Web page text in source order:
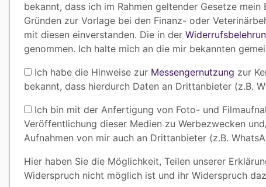
bekannt, dass ich im Rahmen geltender Gesetze
Gründen zur Vorlage bei den Finanz- oder
mit diesen einverstanden. Die in der
genommen. Ich halte mich an die mir bekannten
Ich habe die Hinweise zur Messengernutzung zur
bekannt, dass hierdurch Daten an Drittanbieter (z.B.
Ich bin mit der Anfertigung von Foto- und
Veröffentlichung dieser Medien zu Werbezwecken
Aufnahmen von mir auch an Drittanbieter (z.B.
Hier haben Sie die Möglichkeit, Teilen unserer
Widerspruch nicht möglich ist und ihr Widerspruch